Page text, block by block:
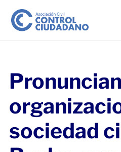
sociedad